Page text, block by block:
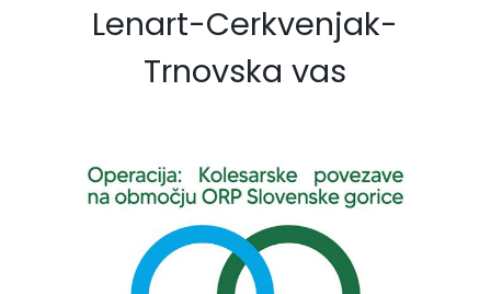
Lenart-Cerkvenjak-
Trnovska vas